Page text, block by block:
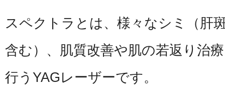
スペクトラとは、様々なシミ（肝
含む）、肌質改善や肌の若返り治
行うYAGレーザーです。